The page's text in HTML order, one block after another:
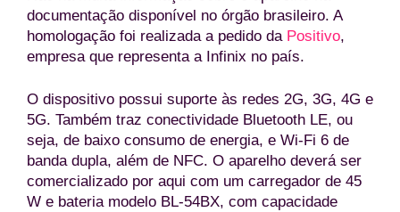
documentação disponível no órgão brasileiro. A
homologação foi realizada a pedido da Positivo,
empresa que representa a Infinix no país.
O dispositivo possui suporte às redes 2G, 3G, 4G e
5G. Também traz conectividade Bluetooth LE, ou
seja, de baixo consumo de energia, e Wi-Fi 6 de
banda dupla, além de NFC. O aparelho deverá ser
comercializado por aqui com um carregador de 45
W e bateria modelo BL-54BX, com capacidade